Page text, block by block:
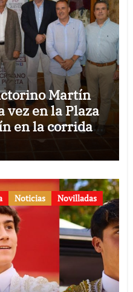
Martín
en la Plaza
en la corrida
125
Noticias Novilladas